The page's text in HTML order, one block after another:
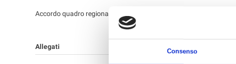
Consenso
Accordo quadro regionale: condizioni praticate dal sistema
Allegati